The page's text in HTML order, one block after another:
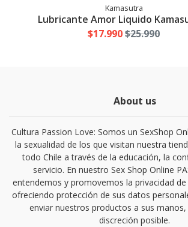
Kamasutra
Lubricante Amor Liquido
$17.990$25.990
About us
Cultura Passion Love: Somos un SexShop
la sexualidad de los que visitan nuestra
todo Chile a través de la educación, la
servicio. En nuestro Sex Shop Online
entendemos y promovemos la privacidad
ofreciendo protección de sus datos
enviar nuestros productos a sus
discreción posible.